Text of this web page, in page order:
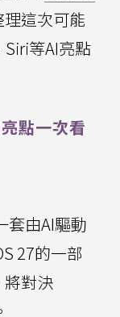
這次可能
Siri等AI亮點
點一次看
套由AI驅動
27的一部
對決